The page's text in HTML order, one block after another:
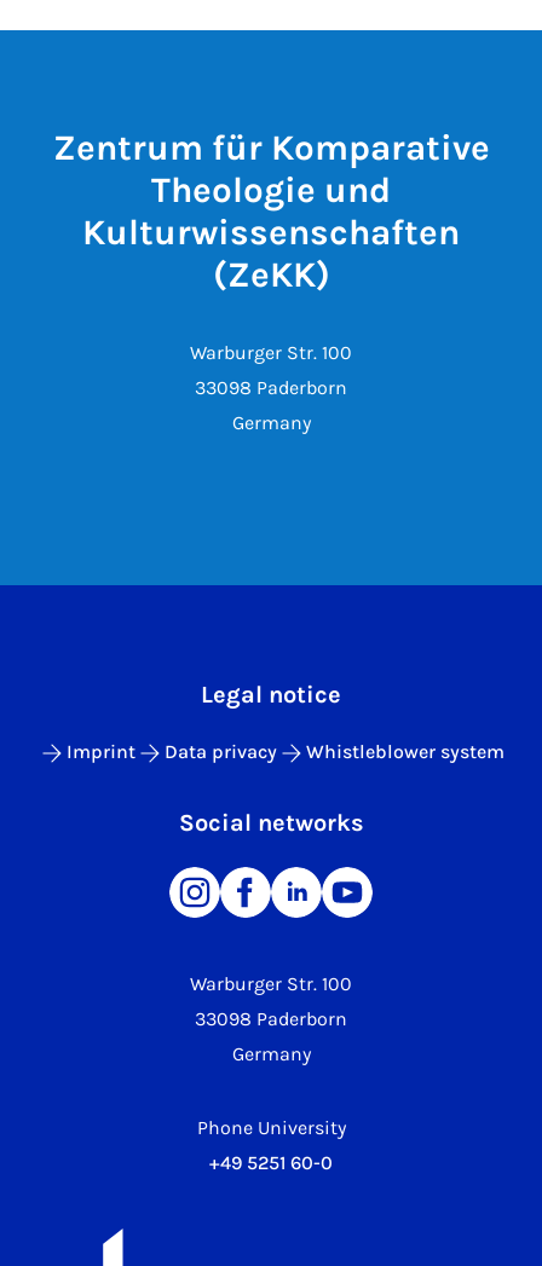
Zentrum für Komparative
Theologie und
Kulturwissenschaften
(ZeKK)
Warburger Str. 100
33098 Paderborn
Germany
Warburger Str. 100
33098 Paderborn
Germany
Phone University
+49 5251 60-0
Legal notice
Imprint Data privacy Whistleblower system
Social networks